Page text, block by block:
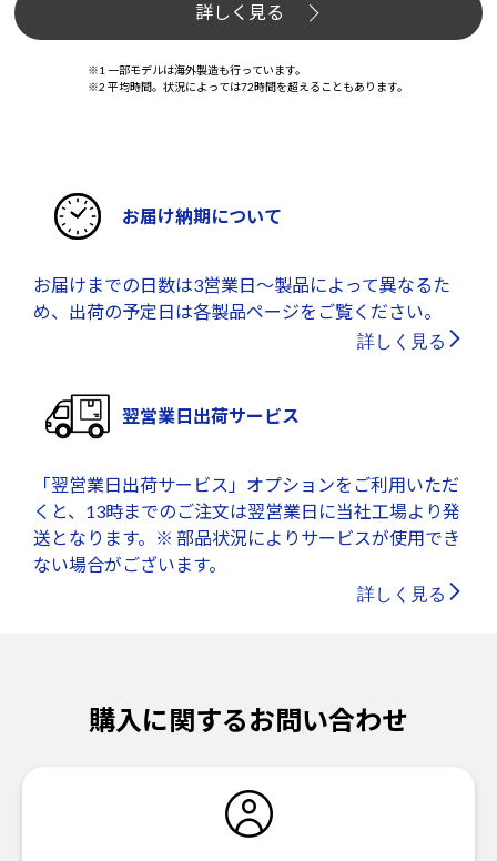
詳しく見る
※1 一部モデルは海外製造も行っています。
※2 平均時間。状況によっては72時間を超えることもあります。
お届け納期について
お届けまでの日数は3営業日～製品によって異なるた
め、出荷の予定日は各製品ページをご覧ください。
詳しく見る
翌営業日出荷サービス
「翌営業日出荷サービス」オプションをご利用いただ
くと、13時までのご注文は翌営業日に当社工場より発
送となります。※ 部品状況によりサービスが使用でき
ない場合がございます。
詳しく見る
購入に関するお問い合わせ